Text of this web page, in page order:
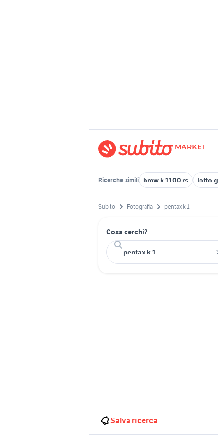
Ricerche simili bmw k 1100 rs lotto
Subito Fotografia pentax k 1
Cosa cerchi?
Salva ricerca